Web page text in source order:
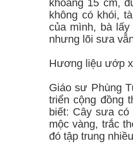
khoảng 15 cm,
không có khói,
của mình, bà
nhưng lõi sưa
Hương liệu ướp
Giáo sư Phùng
triển cộng đồng
biết: Cây sưa
mộc vàng, trắc
đó tập trung